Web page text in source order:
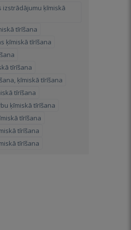
izstrādājumu ķīmiskā
tīrīšana
ķīmiskā tīrīšana
tīrīšana
ķīmiskā tīrīšana
tīrīšana
ķīmiskā tīrīšana
tīrīšana
tīrīšana
tīrīšana